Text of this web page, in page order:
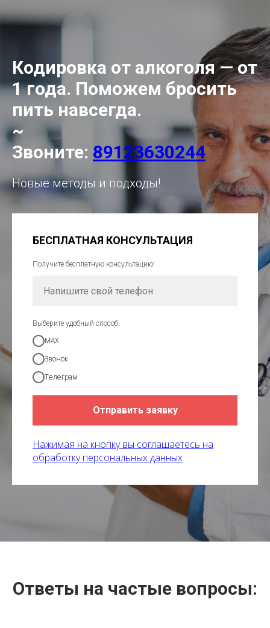
Кодировка от алкоголя — от
1 года. Поможем бросить
пить навсегда.
~
Звоните: 89123630244
Новые методы и подходы!
БЕСПЛАТНАЯ КОНСУЛЬТАЦИЯ
Получите бесплатную консультацию!
Выберите удобный способ:
MAX
Звонок
Телеграм
Отправить заявку
Нажимая на кнопку вы соглашаетесь на
обработку персональных данных
Ответы на частые вопросы: